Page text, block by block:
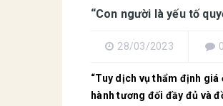
“Con người là yếu tố
28/03/2023 0
“Tuy dịch vụ thẩm định
hành tương đối đầy đủ và